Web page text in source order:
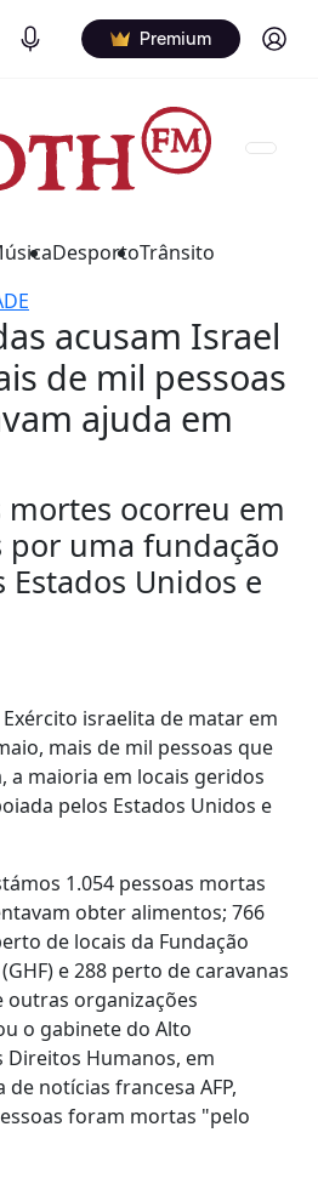
Podcasts Premium Log in
DesportoTrânsito
acusam Israel
de mil pessoas
ajuda em
ocorreu em
por uma fundação
Unidos e
israelita de matar em
mais de mil pessoas que
a maioria em locais geridos
pelos Estados Unidos e
1.054 pessoas mortas
obter alimentos; 766
de locais da Fundação
e 288 perto de caravanas
outras organizações
o gabinete do Alto
Direitos Humanos, em
notícias francesa AFP,
foram mortas "pelo